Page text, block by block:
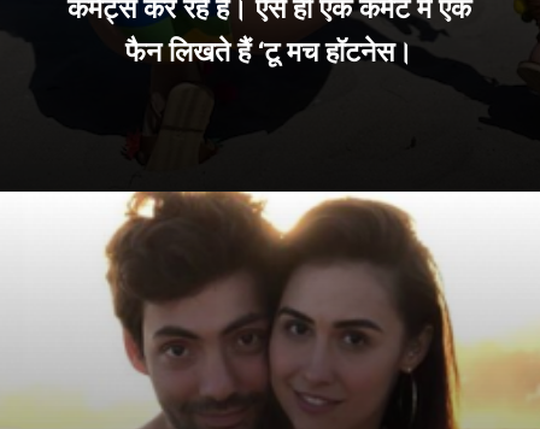
कमेंट्स कर रहे हैं। ऐसे ही एक कमेंट में एक
फैन लिखते हैं ‘टू मच हॉटनेस।